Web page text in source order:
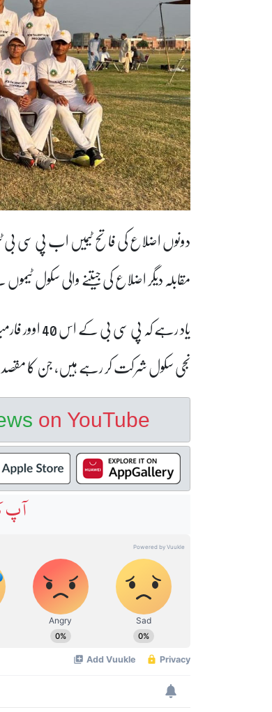
دونوں اضلاع کی فاتح ٹیمیں اب پی سی
مقابلہ دیگر اضلاع کی جیتنے والی سکول
نجی سکول شرکت کر رہے ہیں، جن کا
on YouTube
آپ